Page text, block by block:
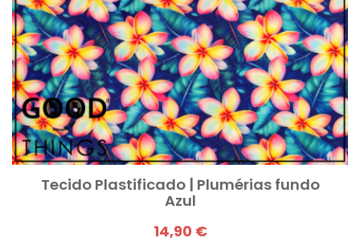
Tecido Plastificado | Plumérias fundo
Azul
14,90 €